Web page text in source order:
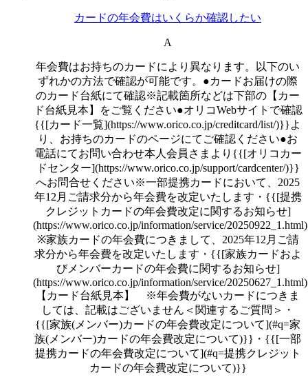
カードの年会費はいくらか確認したい
A
年会費はお持ちのカードにより異なります。以下のい
ずれかの方法で確認が可能です。●カードお届けの際
のカード台紙にて確認※記載箇所などは下部の【カー
ド台紙見本】をご覧ください●オリコWebサイトで確認
{{[カード一覧](https://www.orico.co.jp/creditcard/list/)}}よ
り、お持ちのカードのページにてご確認ください●お
電話にてお問い合わせ本人会員さまより{{[オリコカー
ドセンター](https://www.orico.co.jp/support/cardcenter/)}}
へお問合せください※一部提携カードにおいて、2025
年12月ご請求分から年会費を改定いたします・{{[提携
クレジットカードの年会費改定に関するお知らせ]
(https://www.orico.co.jp/information/service/
※家族カードの年会費につきまして、2025年12月ご請
求分から年会費を改定いたします・{{[家族カードおよ
びメンバーカードの年会費に関するお知らせ]
(https://www.orico.co.jp/information/service/
【カード台紙見本】 ※年会費がないカードにつきま
しては、記載はございません＜関連するご質問＞・
{{[家族(メンバー)カードの年会費改定について](#q=家
族(メンバー)カードの年会費改定について)}}・{{[一部
提携カードの年会費改定について](#q=提携クレジット
カードの年会費改定について)}}